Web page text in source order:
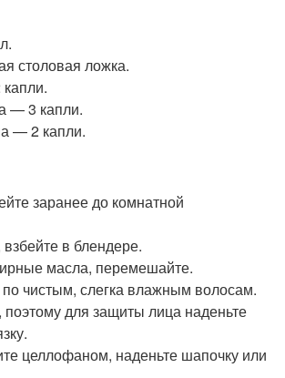
столовая ложка.
— 3 капли.
— 2 капли.
заранее до комнатной
в блендере.
масла, перемешайте.
чистым, слегка влажным волосам.
для защиты лица наденьте
целлофаном, наденьте шапочку или